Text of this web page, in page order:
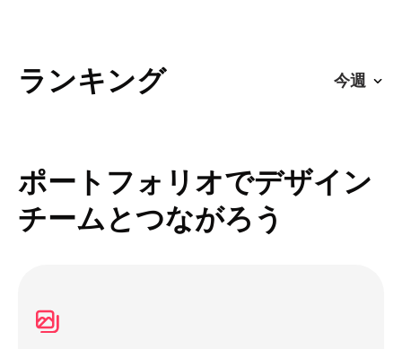
ランキング
ポートフォリオでデザイン
チームとつながろう